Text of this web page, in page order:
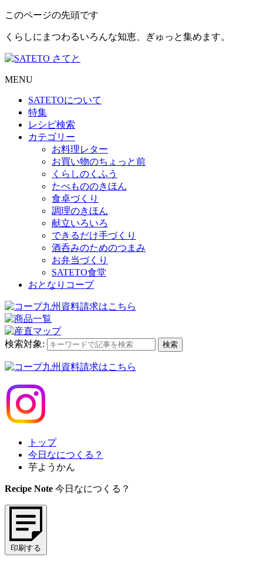
このページの先頭です
くらしにまつわるいろんな知恵、ぎゅっと集めます。
MENU
SATETOについて
特集
レシピ検索
カテゴリー
お料理レター
お買い物のちょっと前
くらしのくふう
たべもののきほん
食卓づくり
調理のきほん
献立いろいろ
できるだけ手づくり
酒呑みのためのつまみ
お弁当づくり
SATETO食堂
おとなりコープ
検索対象: 検索
トップ
今日なにつくる？
芋ようかん
Recipe Note 今日なにつくる？
印刷する